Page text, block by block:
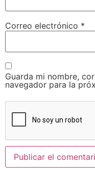
Correo electrónico *
Guarda mi nombre,
navegador para la